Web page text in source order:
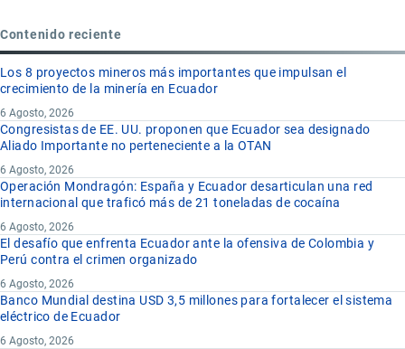
Contenido reciente
Los 8 proyectos mineros más importantes que impulsan el
crecimiento de la minería en Ecuador
6 Agosto, 2026
Congresistas de EE. UU. proponen que Ecuador sea designado
Aliado Importante no perteneciente a la OTAN
6 Agosto, 2026
Operación Mondragón: España y Ecuador desarticulan una red
internacional que traficó más de 21 toneladas de cocaína
6 Agosto, 2026
El desafío que enfrenta Ecuador ante la ofensiva de Colombia y
Perú contra el crimen organizado
6 Agosto, 2026
Banco Mundial destina USD 3,5 millones para fortalecer el sistema
eléctrico de Ecuador
6 Agosto, 2026